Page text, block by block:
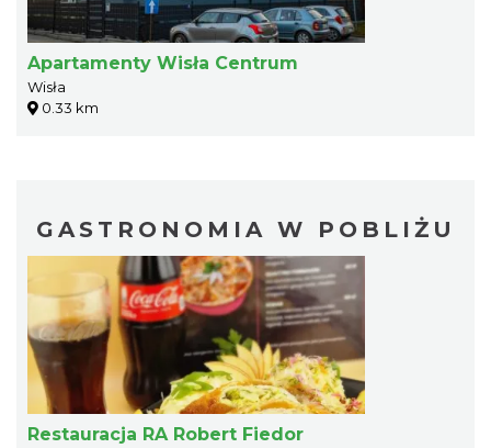
Apartamenty Wisła Centrum
Wisła
0.33 km
GASTRONOMIA W POBLIŻU
Restauracja RA Robert Fiedor